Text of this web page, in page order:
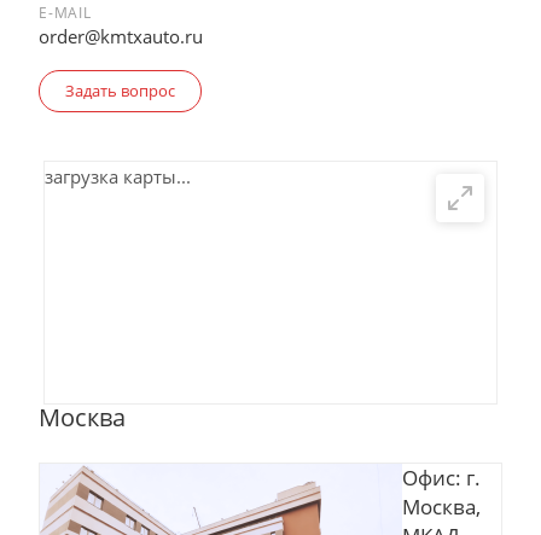
E-MAIL
order@kmtxauto.ru
Задать вопрос
загрузка карты...
Москва
Офис: г.
Москва,